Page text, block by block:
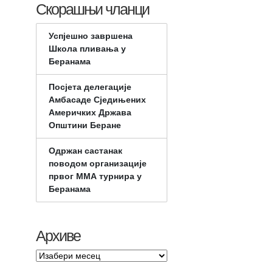
Скорашњи чланци
Успјешно завршена
Школа пливања у
Беранама
Посјета делегације
Амбасаде Сједињених
Америчких Држава
Општини Беране
Одржан састанак
поводом организације
првог ММА турнира у
Беранама
Архиве